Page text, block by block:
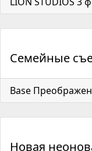
Семейные
Base
Новая